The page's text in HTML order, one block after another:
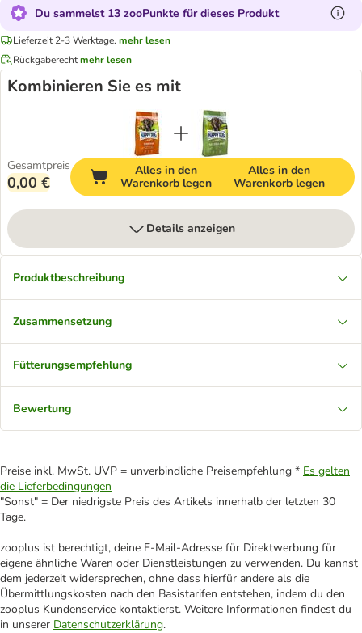
Du sammelst 13 zooPunkte für dieses Produkt
Lieferzeit 2-3 Werktage. mehr lesen
Rückgaberechtmehr lesen
Kombinieren Sie es mit
Gesamtpreis
0,00 €
Alles in den
Warenkorb legen
Alles in den
Warenkorb legen
Details anzeigen
Produktbeschreibung
Zusammensetzung
Fütterungsempfehlung
Bewertung
Preise inkl. MwSt. UVP = unverbindliche Preisempfehlung * Es gelten
die Lieferbedingungen
"Sonst" = Der niedrigste Preis des Artikels innerhalb der letzten 30
Tage.
zooplus ist berechtigt, deine E-Mail-Adresse für Direktwerbung für
eigene ähnliche Waren oder Dienstleistungen zu verwenden. Du kannst
dem jederzeit widersprechen, ohne dass hierfür andere als die
Übermittlungskosten nach den Basistarifen entstehen, indem du den
zooplus Kundenservice kontaktierst. Weitere Informationen findest du
in unserer Datenschutzerklärung.